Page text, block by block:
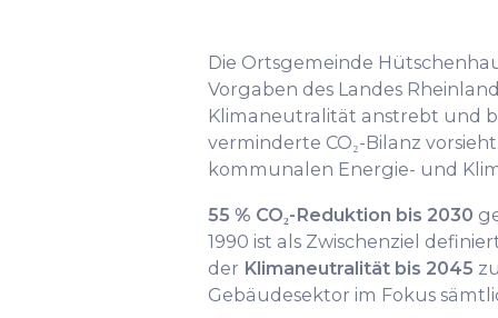
Die Ortsgemeinde
Vorgaben des Landes
Klimaneutralität anstrebt und
verminderte CO₂-Bilanz
kommunalen Energie- und
55 % CO₂-Reduktion bis 2030
1990 ist als Zwischenziel
der Klimaneutralität bis 2045
Gebäudesektor im Fokus